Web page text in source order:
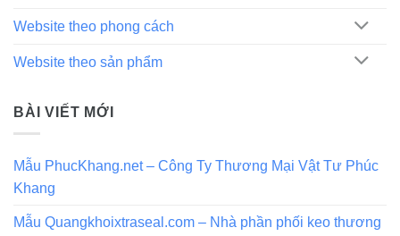
Website theo phong cách
Website theo sản phẩm
BÀI VIẾT MỚI
Mẫu PhucKhang.net – Công Ty Thương Mại Vật Tư Phúc
Khang
Mẫu Quangkhoixtraseal.com – Nhà phần phối keo thương